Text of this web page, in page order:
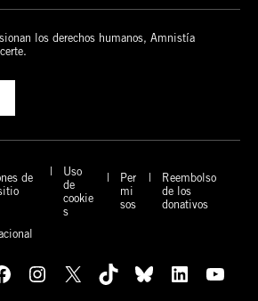
los derechos humanos, Amnistía
de
Uso
de
cookie
s
Per
mi
sos
Reembolso
de los
donativos
Instagram X TikTok Bluesky LinkedIn YouTube